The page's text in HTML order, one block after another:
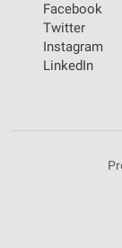
Facebook
Twitter
Instagram
LinkedIn